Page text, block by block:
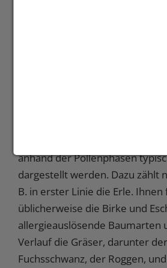
anhand der Pollenphasen
dargestellt werden. Dazu zählt
B. in erster Linie die Erle. Ihnen
üblicherweise die Birke und
allergieauslösende Baumarten
Verlauf die Gräser, darunter
Fuchsschwanz, der Roggen,